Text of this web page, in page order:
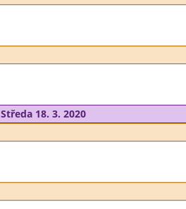
Středa 18. 3. 2020